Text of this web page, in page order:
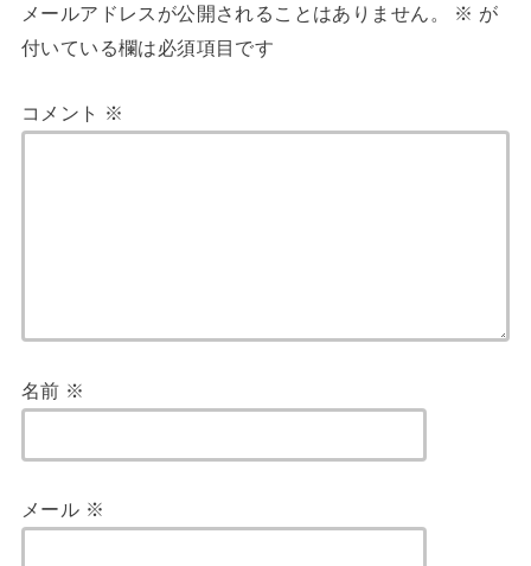
メールアドレスが公開されることはありません。 ※ が
付いている欄は必須項目です
コメント ※
名前 ※
メール ※